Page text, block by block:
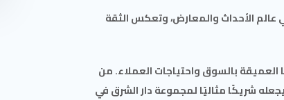
الأحداث والمعارض، وتعكس الثقة
العميقة بالسوق واحتياجات العملاء. من
شريكًا مثاليًا لمجموعة دار الشرق في